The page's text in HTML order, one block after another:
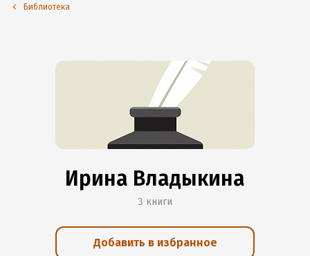
Библиотека
Ирина Владыкина
3 книги
Добавить в избранное